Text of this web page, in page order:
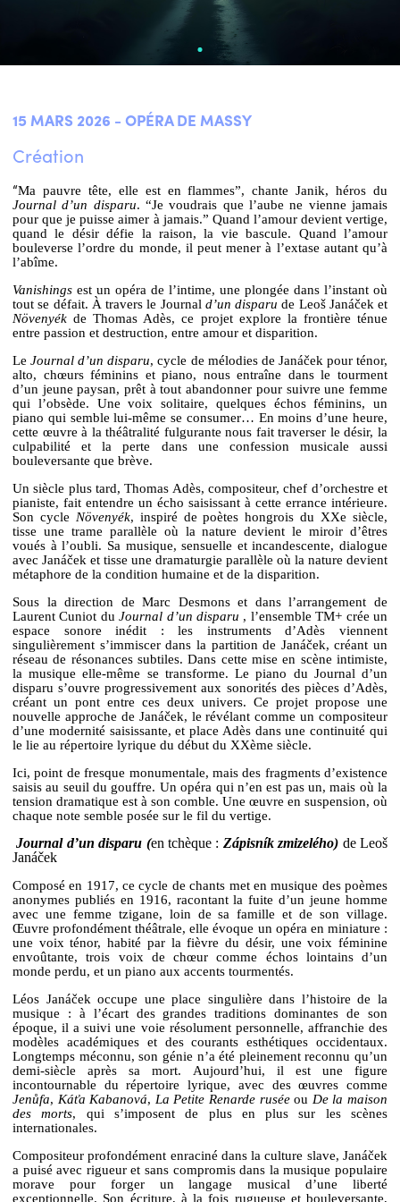
15 MARS 2026 - OPÉRA DE MASSY
Création
“Ma pauvre tête, elle est en flammes”, chante Janik, héros du
Journal d’un disparu. “Je voudrais que l’aube ne vienne jamais
pour que je puisse aimer à jamais.” Quand l’amour devient vertige,
quand le désir défie la raison, la vie bascule. Quand l’amour
bouleverse l’ordre du monde, il peut mener à l’extase autant qu’à
l’abîme.
Vanishings est un opéra de l’intime, une plongée dans l’instant où
tout se défait. À travers le Journal d’un disparude Leoš Janáček et
Növenyék de Thomas Adès, ce projet explore la frontière ténue
entre passion et destruction, entre amour et disparition.
LeJournal d’un disparu, cycle de mélodies de Janáček pour ténor,
alto, chœurs féminins et piano, nous entraîne dans le tourment
d’un jeune paysan, prêt à tout abandonner pour suivre une femme
qui l’obsède. Une voix solitaire, quelques échos féminins, un
piano qui semble lui-même se consumer… En moins d’une heure,
cette œuvre à la théâtralité fulgurante nous fait traverser le désir, la
culpabilité et la perte dans une confession musicale aussi
bouleversante que brève.
Un siècle plus tard, Thomas Adès, compositeur, chef d’orchestre et
pianiste, fait entendre un écho saisissant à cette errance intérieure.
Son cycle Növenyék, inspiré de poètes hongrois du XXe siècle,
tisse une trame parallèle où la nature devient le miroir d’êtres
voués à l’oubli. Sa musique, sensuelle et incandescente, dialogue
avec Janáček et tisse une dramaturgie parallèle où la nature devient
métaphore de la condition humaine et de la disparition.
Sous la direction de Marc Desmons et dans l’arrangement de
Laurent Cuniot duJournal d’un disparu , l’ensemble TM+ crée un
espace sonore inédit : les instruments d’Adès viennent
singulièrement s’immiscer dans la partition de Janáček, créant un
réseau de résonances subtiles. Dans cette mise en scène intimiste,
la musique elle-même se transforme. Le piano du Journal d’un
disparu s’ouvre progressivement aux sonorités des pièces d’Adès,
créant un pont entre ces deux univers. Ce projet propose une
nouvelle approche de Janáček, le révélant comme un compositeur
d’une modernité saisissante, et place Adès dans une continuité qui
le lie au répertoire lyrique du début du XXème siècle.
Ici, point de fresque monumentale, mais des fragments d’existence
saisis au seuil du gouffre. Un opéra qui n’en est pas un, mais où la
tension dramatique est à son comble. Une œuvre en suspension, où
chaque note semble posée sur le fil du vertige.
Journal d’un disparu (en tchèque : Zápisník zmizelého) de Leoš
Janáček
Composé en 1917, ce cycle de chants met en musique des poèmes
anonymes publiés en 1916, racontant la fuite d’un jeune homme
avec une femme tzigane, loin de sa famille et de son village.
Œuvre profondément théâtrale, elle évoque un opéra en miniature :
une voix ténor, habité par la fièvre du désir, une voix féminine
envoûtante, trois voix de chœur comme échos lointains d’un
monde perdu, et un piano aux accents tourmentés.
Léos Janáček occupe une place singulière dans l’histoire de la
musique : à l’écart des grandes traditions dominantes de son
époque, il a suivi une voie résolument personnelle, affranchie des
modèles académiques et des courants esthétiques occidentaux.
Longtemps méconnu, son génie n’a été pleinement reconnu qu’un
demi-siècle après sa mort. Aujourd’hui, il est une figure
incontournable du répertoire lyrique, avec des œuvres comme
Jenůfa, Káťa Kabanová, La Petite Renarde ruséeou De la maison
des morts, qui s’imposent de plus en plus sur les scènes
internationales.
Compositeur profondément enraciné dans la culture slave, Janáček
a puisé avec rigueur et sans compromis dans la musique populaire
morave pour forger un langage musical d’une liberté
exceptionnelle. Son écriture, à la fois rugueuse et bouleversante,